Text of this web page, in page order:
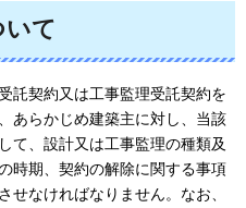
いて
託契約又は工事監理受託契約を
あらかじめ建築主に対し、当該
て、設計又は工事監理の種類及
時期、契約の解除に関する事項
せなければなりません。なお、